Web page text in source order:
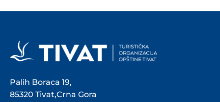
Palih Boraca 19,
85320 Tivat,Crna Gora